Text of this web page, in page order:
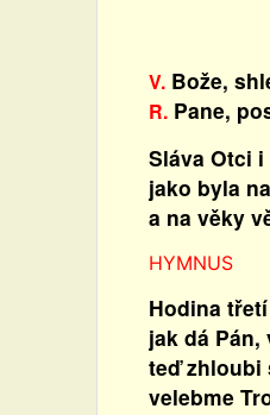
V. Bože,
R. Pane,
Sláva Otci
jako byla
a na věky
HYMNUS
Hodina
jak dá Pán,
teď zhloubi
velebme